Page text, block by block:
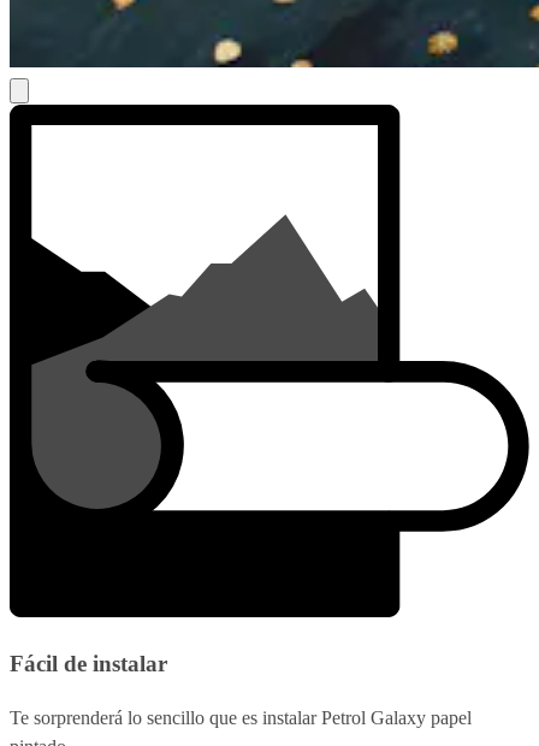
Fácil de instalar
Te sorprenderá lo sencillo que es instalar Petrol Galaxy papel